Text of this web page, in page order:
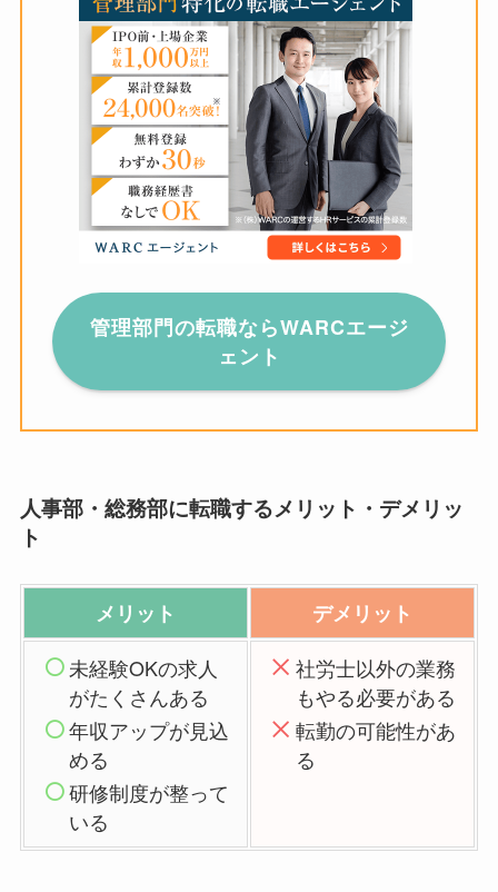
管理部門の転職ならWARCエージ
ェント
人事部・総務部に転職するメリット・デメリッ
ト
メリット
デメリット
未経験OKの求人
がたくさんある
年収アップが見込
める
研修制度が整って
いる
社労士以外の業務
もやる必要がある
転勤の可能性があ
る